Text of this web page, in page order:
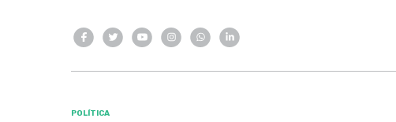
POLÍTICA